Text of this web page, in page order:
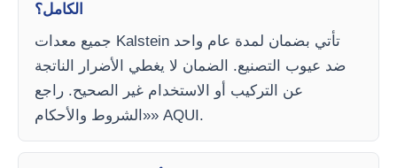
الكامل؟
جميع معدات Kalstein تأتي بضمان لمدة عام واحد
ضد عيوب التصنيع. الضمان لا يغطي الأضرار الناتجة
عن التركيب أو الاستخدام غير الصحيح. راجع
«الشروط والأحكام» AQUI.